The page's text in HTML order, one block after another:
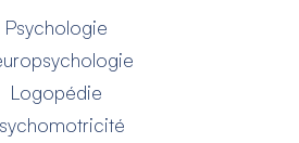
Psychologie
Logopédie